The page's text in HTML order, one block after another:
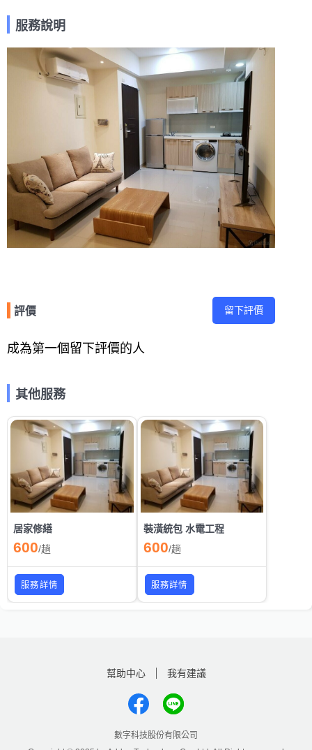
服務說明
評價 留下評價
成為第一個留下評價的人
其他服務
居家修繕
600/趟
服務詳情
裝潢統包 水電工程
600/趟
服務詳情
幫助中心 我有建議
數字科技股份有限公司